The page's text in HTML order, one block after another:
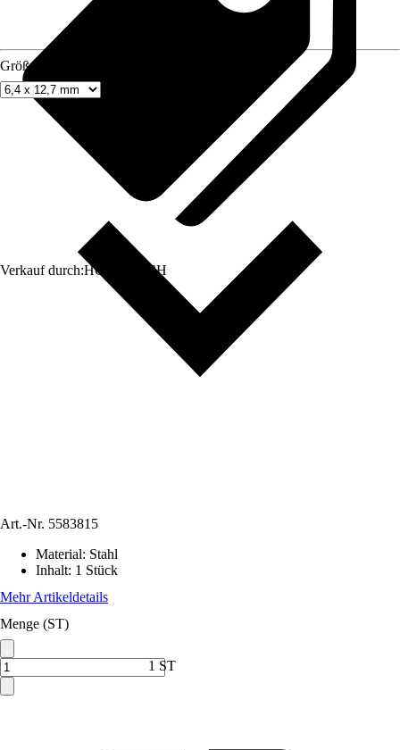
Verkauf durch:HORNBACH
Größe
Art.-Nr. 5583815
Material: Stahl
Inhalt: 1 Stück
Mehr Artikeldetails
Menge (ST)
1 ST